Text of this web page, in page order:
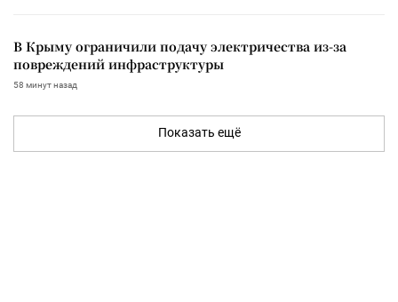
В Крыму ограничили подачу электричества из-за
повреждений инфраструктуры
58 минут назад
Показать ещё